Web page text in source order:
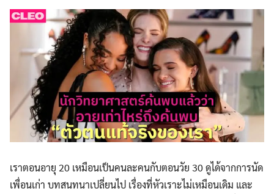
เราตอนอายุ 20 เหมือนเป็นคนละคนกับตอนวัย 30 ดูได้จากการนัด
เพื่อนเก่า บทสนทนาเปลี่ยนไป เรื่องที่หัวเราะไม่เหมือนเดิม และ